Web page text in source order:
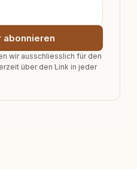
abonnieren
wir ausschliesslich für den
über den Link in jeder